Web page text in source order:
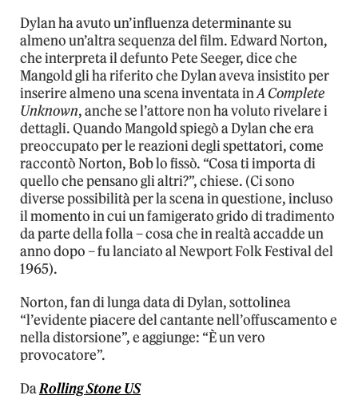
Dylan ha avuto un’influenza determinante su
almeno un’altra sequenza del film. Edward Norton,
che interpreta il defunto Pete Seeger, dice che
Mangold gli ha riferito che Dylan aveva insistito per
inserire almeno una scena inventata inA Complete
Unknown, anche se l’attore non ha voluto rivelare i
dettagli. Quando Mangold spiegò a Dylan che era
preoccupato per le reazioni degli spettatori, come
raccontò Norton, Bob lo fissò. “Cosa ti importa di
quello che pensano gli altri?”, chiese. (Ci sono
diverse possibilità per la scena in questione, incluso
il momento in cui un famigerato grido di tradimento
da parte della folla – cosa che in realtà accadde un
anno dopo – fu lanciato al Newport Folk Festival del
1965).
Norton, fan di lunga data di Dylan, sottolinea
“l’evidente piacere del cantante nell’offuscamento e
nella distorsione”, e aggiunge: “È un vero
provocatore”.
DaRolling Stone US